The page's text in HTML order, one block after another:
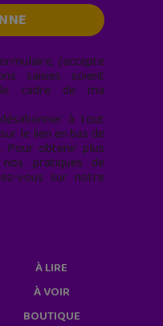
j’accepte
saisies soient
cadre de ma
à tout
le lien en bas de
Pour obtenir plus
pratiques de
vous sur notre
À LIRE
À VOIR
BOUTIQUE